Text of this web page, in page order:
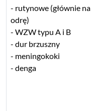
rutynowe (głównie na
odrę)
WZW typu A i B
dur brzuszny
meningokoki
denga